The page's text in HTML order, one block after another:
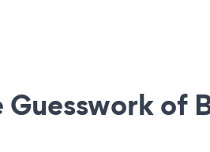
Guesswork of